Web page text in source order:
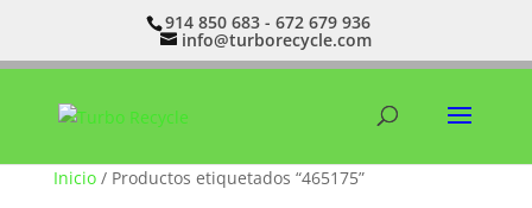
914 850 683 - 672 679 936
info@turborecycle.com
Inicio/ Productos etiquetados “465175”